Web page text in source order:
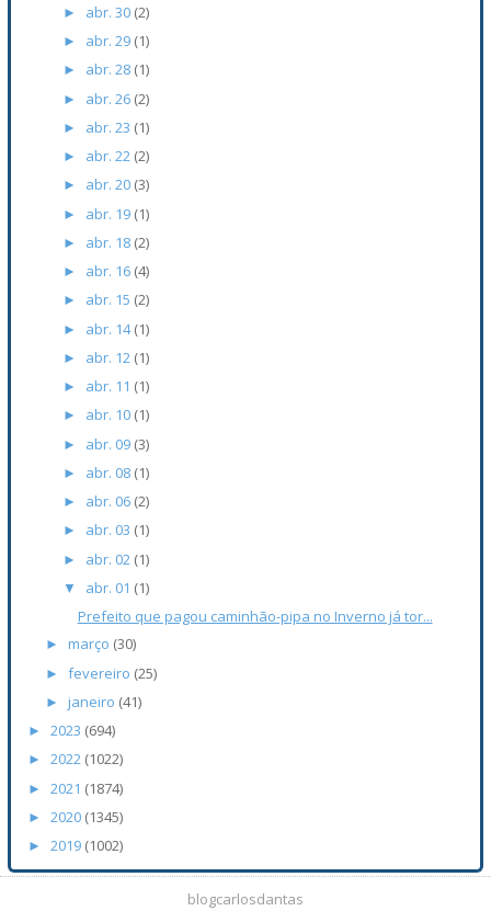
► abr. 30 (2)
► abr. 29 (1)
► abr. 28 (1)
► abr. 26 (2)
► abr. 23 (1)
► abr. 22 (2)
► abr. 20 (3)
► abr. 19 (1)
► abr. 18 (2)
► abr. 16 (4)
► abr. 15 (2)
► abr. 14(1)
► abr. 12 (1)
► abr. 11 (1)
► abr. 10 (1)
► abr. 09 (3)
► abr. 08 (1)
► abr. 06 (2)
► abr. 03 (1)
► abr. 02 (1)
▼ abr. 01 (1)
Prefeito que pagou caminhão-pipa no Inverno já tor...
► março (30)
►fevereiro (25)
► janeiro (41)
►2023 (694)
►2022 (1022)
►2021 (1874)
►2020 (1345)
►2019 (1002)
blogcarlosdantas